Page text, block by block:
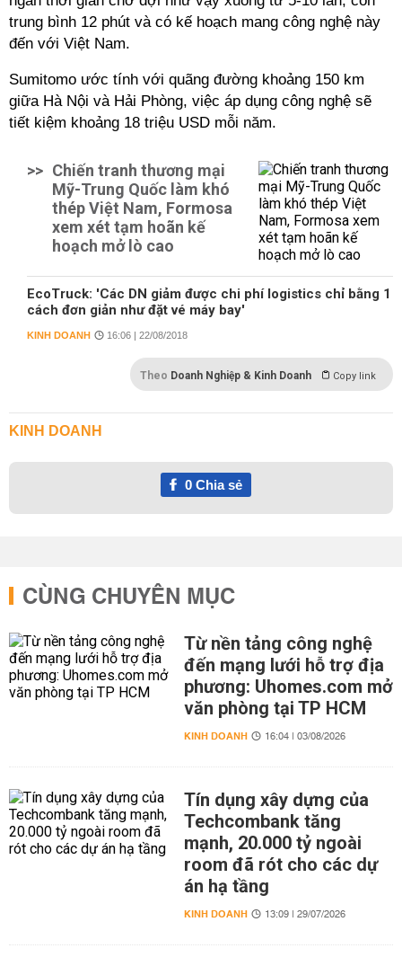
trung bình 12 phút và có kế hoạch mang công nghệ này
đến với Việt Nam.
Sumitomo ước tính với quãng đường khoảng 150 km
giữa Hà Nội và Hải Phòng, việc áp dụng công nghệ sẽ
tiết kiệm khoảng 18 triệu USD mỗi năm.
>> Chiến tranh thương mại
Mỹ-Trung Quốc làm khó
thép Việt Nam, Formosa
xem xét tạm hoãn kế
hoạch mở lò cao
EcoTruck: 'Các DN giảm được chi phí logistics chỉ bằng 1
cách đơn giản như đặt vé máy bay'
KINH DOANH 16:06 | 22/08/2018
Theo Doanh Nghiệp & Kinh Doanh Copy link
KINH DOANH
0Chia sẻ
CÙNG CHUYÊN MỤC
Từ nền tảng công nghệ
đến mạng lưới hỗ trợ địa
phương: Uhomes.com mở
văn phòng tại TP HCM
KINH DOANH 16:04 | 03/08/2026
Tín dụng xây dựng của
Techcombank tăng
mạnh, 20.000 tỷ ngoài
room đã rót cho các dự
án hạ tầng
KINH DOANH 13:09 | 29/07/2026